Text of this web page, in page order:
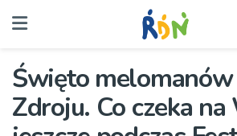
Święto
Zdroju. Co czeka na